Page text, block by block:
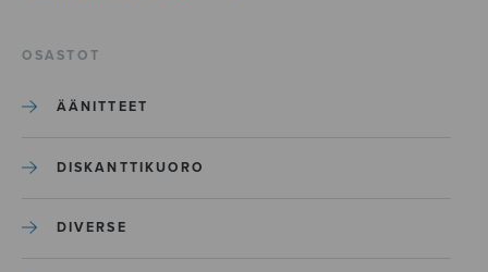
OSASTOT
ÄÄNITTEET
DISKANTTIKUORO
DIVERSE